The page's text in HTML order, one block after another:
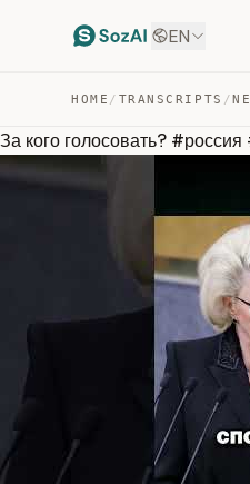
EN
HOME / TRANSCRIPTS /
За кого голосовать?